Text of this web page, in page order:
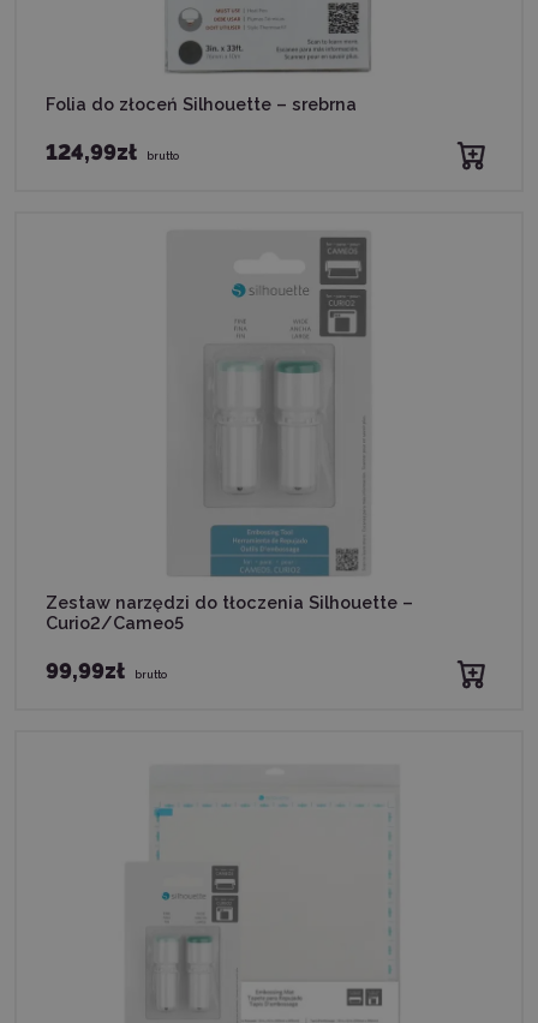
Folia do złoceń Silhouette – srebrna
124,99zł brutto
Zestaw narzędzi do tłoczenia Silhouette –
Curio2/Cameo5
99,99zł brutto